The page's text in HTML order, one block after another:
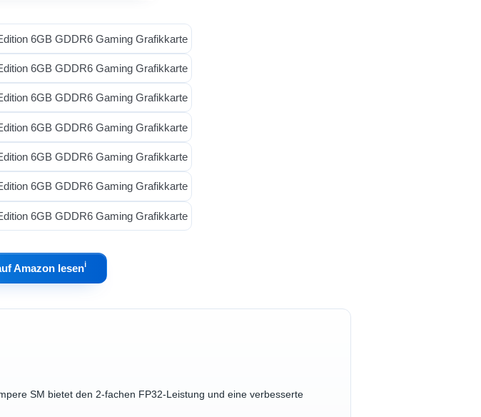
Amazon lesenℹ︎
SM bietet den 2-fachen FP32-Leistung und eine verbesserte